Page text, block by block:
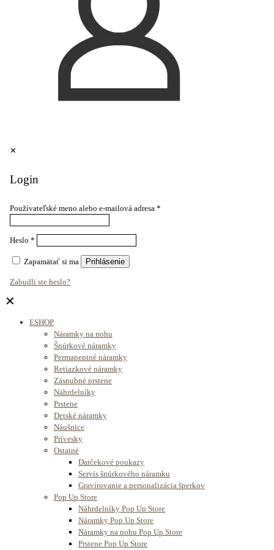
✕
Login
Používateľské meno alebo e-mailová adresa *
Heslo *
Zapamätať si ma Prihlásenie
Zabudli ste heslo?
✕
ESHOP
Náramky na nohu
Šnúrkové náramky
Permanentné náramky
Retiazkové náramky
Zásnubné prstene
Náhrdelníky
Prstene
Detské náramky
Náušnice
Prívesky
Ostatné
Darčekové poukazy
Servis šnúrkového náramku
Gravírovanie a personalizácia šperkov
Pop Up Store
Náhrdelníky Pop Up Store
Náramky Pop Up Store
Náramky na nohu Pop Up Store
Prstene Pop Up Store